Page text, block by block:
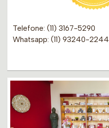
Telefone: (11) 3167-5290
Whatsapp: (11) 93240-2244